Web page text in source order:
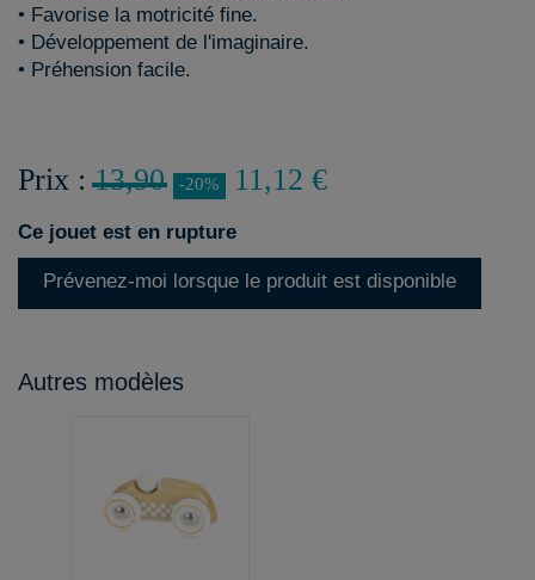
• Favorise la motricité fine.
• Développement de l'imaginaire.
• Préhension facile.
Prix :13,90 -20% 11,12 €
Ce jouet est en rupture
Prévenez-moi lorsque le produit est disponible
Autres modèles